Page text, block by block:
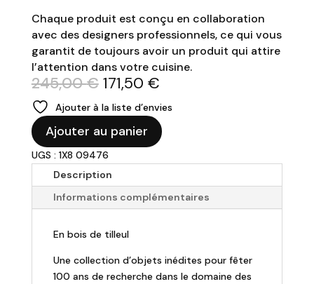
Chaque produit est conçu en collaboration
avec des designers professionnels, ce qui vous
garantit de toujours avoir un produit qui attire
l’attention dans votre cuisine.
245,00€ Le
prix
initial
était :
245,00 €.
171,50 €Le
prix
actuel
est :
171,50 €.
Ajouter à la liste d’envies
quantité
de
ALESSI
Centre
Ajouter au panier
UGS : 1X8 09476
Description
Informations complémentaires
En bois de tilleul
Une collection d’objets inédites pour fêter
100 ans de recherche dans le domaine des